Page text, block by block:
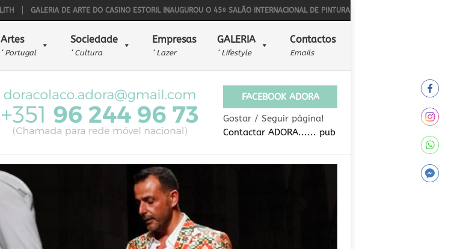
GALERIA DE ARTE DO CASINO ESTORIL INAUGUROU O 45º SALÃO INTERNACIONAL DE PINTURA NAÏF
Artes
‘ Portugal
Sociedade
‘ Cultura
Empresas
‘ Lazer
GALERIA
‘ Lifestyle
Contactos
Emails
FACEBOOK ADORA
Gostar / Seguir página!
Contactar ADORA...... pub